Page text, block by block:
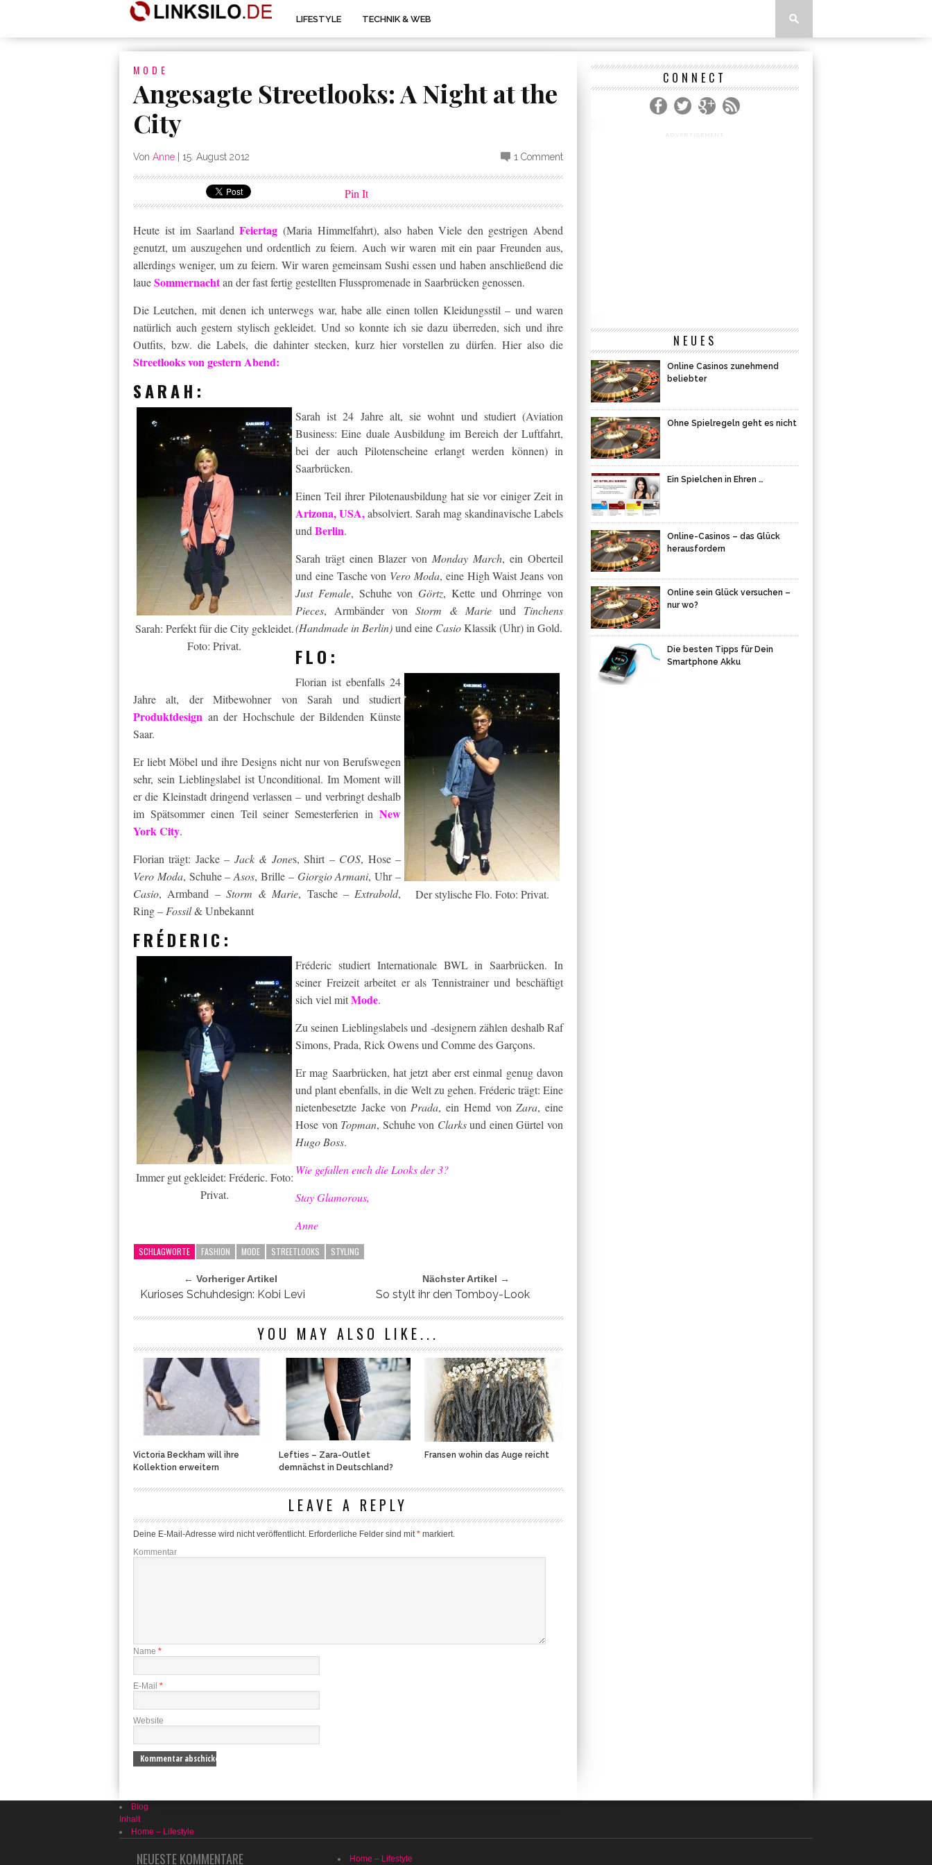
LIFESTYLE TECHNIK & WEB
MODE
Angesagte Streetlooks: A Night at the
City
Von Anne 15. August 2012 1 Comment
Pin It
Heute ist im SaarlandFeiertag (Maria Himmelfahrt), also haben Viele den gestrigen Abend
genutzt, um auszugehen und ordentlich zu feiern. Auch wir waren mit ein paar Freunden aus,
allerdings weniger, um zu feiern. Wir waren gemeinsam Sushi essen und haben anschließend die
laueSommernachtan der fast fertig gestellten Flusspromenade in Saarbrücken genossen.
Die Leutchen, mit denen ich unterwegs war, habe alle einen tollen Kleidungsstil – und waren
natürlich auch gestern stylisch gekleidet. Und so konnte ich sie dazu überreden, sich und ihre
Outfits, bzw. die Labels, die dahinter stecken, kurz hier vorstellen zu dürfen. Hier also die
Streetlooks von gestern Abend:
SARAH:
Sarah: Perfekt für die City gekleidet.
Foto: Privat.
Sarah ist 24 Jahre alt, sie wohnt und studiert (Aviation
Business: Eine duale Ausbildung im Bereich der Luftfahrt,
bei der auch Pilotenscheine erlangt werden können) in
Saarbrücken.
Einen Teil ihrer Pilotenausbildung hat sie vor einiger Zeit in
Arizona, USA,absolviert. Sarah mag skandinavische Labels
und Berlin.
Sarah trägt einen Blazer von Monday March, ein Oberteil
und eine Tasche von Vero Moda, eine High Waist Jeans von
Just Female, Schuhe von Görtz, Kette und Ohrringe von
Pieces, Armbänder von Storm & Marie und Tinchens
(Handmade in Berlin)und eine CasioKlassik (Uhr) in Gold.
FLO:
Der stylische Flo. Foto: Privat.
Florian ist ebenfalls 24
Jahre alt, der Mitbewohner von Sarah und studiert
Produktdesign an der Hochschule der Bildenden Künste
Saar.
Er liebt Möbel und ihre Designs nicht nur von Berufswegen
sehr, sein Lieblingslabel ist Unconditional. Im Moment will
er die Kleinstadt dringend verlassen – und verbringt deshalb
im Spätsommer einen Teil seiner Semesterferien in New
York City.
Florian trägt: Jacke – Jack & Jones, Shirt – COS, Hose –
Vero Moda, Schuhe –Asos, Brille – Giorgio Armani, Uhr –
Casio, Armband – Storm & Marie, Tasche – Extrabold,
Ring – Fossil& Unbekannt
FRÉDERIC:
Immer gut gekleidet: Fréderic. Foto:
Privat.
Fréderic studiert Internationale BWL in Saarbrücken. In
seiner Freizeit arbeitet er als Tennistrainer und beschäftigt
sich viel mitMode.
Zu seinen Lieblingslabels und -designern zählen deshalb Raf
Simons, Prada, Rick Owens und Comme des Garçons.
Er mag Saarbrücken, hat jetzt aber erst einmal genug davon
und plant ebenfalls, in die Welt zu gehen. Fréderic trägt: Eine
nietenbesetzte Jacke von Prada, ein Hemd vonZara, eine
Hose von Topman, Schuhe von Clarksund einen Gürtel von
Hugo Boss.
Wie gefallen euch die Looks der 3?
Stay Glamorous,
Anne
SCHLAGWORTE FASHION MODE STREETLOOKS STYLING
← Vorheriger Artikel
Kurioses Schuhdesign: Kobi Levi
Nächster Artikel →
So stylt ihr den Tomboy-Look
YOU MAY ALSO LIKE...
Victoria Beckham will ihre
Kollektion erweitern
Lefties – Zara-Outlet
demnächst in Deutschland?
Fransen wohin das Auge reicht
LEAVE A REPLY
Deine E-Mail-Adresse wird nicht veröffentlicht. Erforderliche Felder sind mit* markiert.
Kommentar
Name *
E-Mail *
Website
CONNECT
ADVERTISEMENT
NEUES
Online Casinos zunehmend
beliebter
Ohne Spielregeln geht es nicht
Ein Spielchen in Ehren …
Online-Casinos – das Glück
herausfordern
Online sein Glück versuchen –
nur wo?
Die besten Tipps für Dein
Smartphone Akku
Blog
Inhalt
Home – Lifestyle
NEUESTE KOMMENTARE Home – Lifestyle